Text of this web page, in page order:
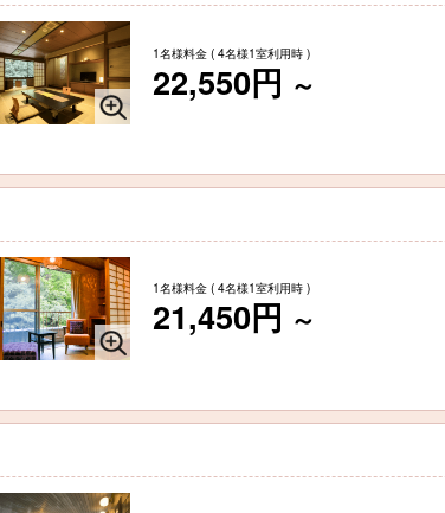
1名様料金 ( 4名様1室利用時 )
22,550円 ～
1名様料金 ( 4名様1室利用時 )
21,450円 ～